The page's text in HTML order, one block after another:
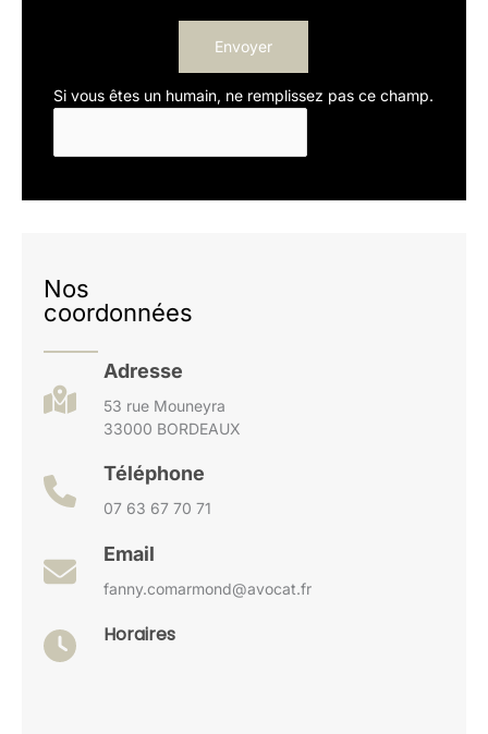
Envoyer
Si vous êtes un humain, ne remplissez pas ce champ.
Nos
coordonnées
Adresse
53 rue Mouneyra
33000 BORDEAUX
Téléphone
07 63 67 70 71
Email
fanny.comarmond@avocat.fr
Horaires